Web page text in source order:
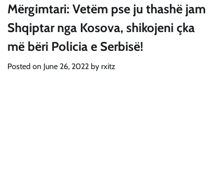
Mërgimtari: Vetëm pse ju thashë jam
Shqiptar nga Kosova, shikojeni çka
më bëri Policia e Serbisë!
Posted on June 26, 2022 by rxitz